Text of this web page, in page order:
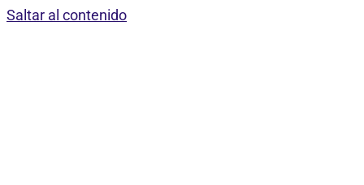
Saltar al contenido